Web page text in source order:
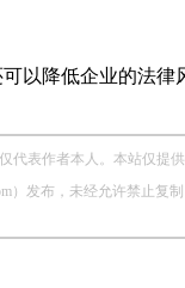
以降低企业的法
表作者本人。本站仅提
）发布，未经允许禁止复